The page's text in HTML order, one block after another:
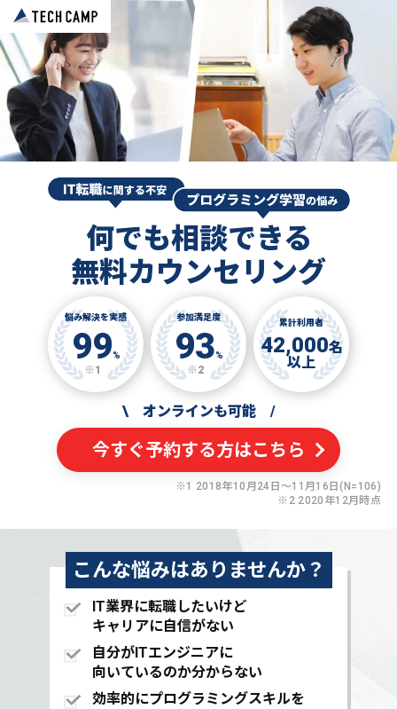
何でも相談できる
無料カウンセリング
悩み解決を実感
99%
※1
参加満足度
93%
※2
累計利用者
42,000名
以上
\ オンラインも可能 /
今すぐ予約する方はこちら
※1 2018年10月24日〜11月16日(N=106)
※2 2020年12月時点
こんな悩みはありませんか？
IT業界に転職したいけど
キャリアに自信がない
自分がITエンジニアに
向いているのか分からない
効率的にプログラミングスキルを